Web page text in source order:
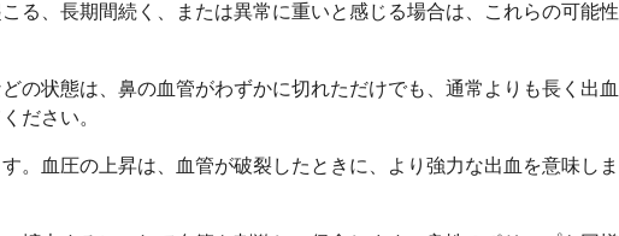
る、長期間続く、または異常に重いと感じる場合は、これらの可能性
の状態は、鼻の血管がわずかに切れただけでも、通常よりも長く出血
ださい。
。血圧の上昇は、血管が破裂したときに、より強力な出血を意味しま